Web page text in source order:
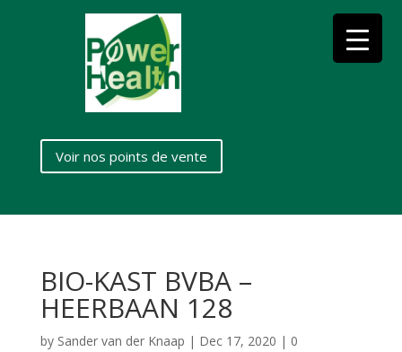
Voir nos points de vente
BIO-KAST BVBA –
HEERBAAN 128
by Sander van der Knaap | Dec 17, 2020 | 0